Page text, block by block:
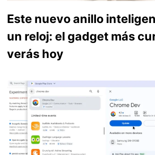
Este nuevo anillo
un reloj: el gadget más
verás hoy